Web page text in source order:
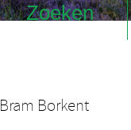
Zoeken
Bram Borkent